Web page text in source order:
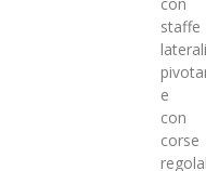
staffe
laterali
e
con
corse